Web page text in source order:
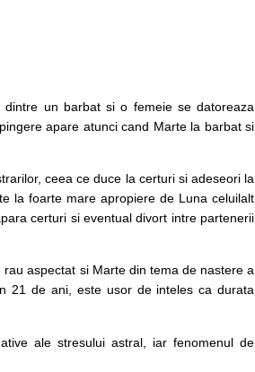
un barbat si o femeie se datoreaza
apare atunci cand Marte la barbat si
ceea ce duce la certuri si adeseori la
la foarte mare apropiere de Luna celuilalt
certuri si eventual divort intre partenerii
aspectat si Marte din tema de nastere a
21 de ani, este usor de inteles ca durata
ale stresului astral, iar fenomenul de